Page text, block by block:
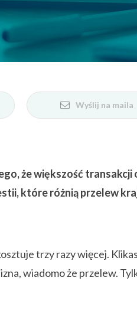
Wyślij na maila
że większość transakcji
które różnią przelew
trzy razy więcej.
wiadomo że przelew.